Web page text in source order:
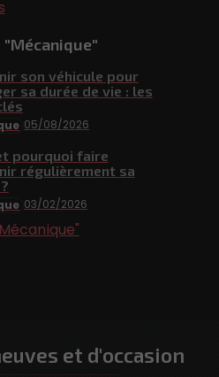
05/08/2026
son véhicule pour
sa durée de vie : les
03/02/2026
pourquoi faire
régulièrement sa
et d'occasion